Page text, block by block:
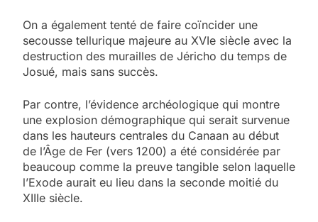
On a également tenté de faire coïncider une
secousse tellurique majeure au XVIe siècle avec la
destruction des murailles de Jéricho du temps de
Josué, mais sans succès.
Par contre, l’évidence archéologique qui montre
une explosion démographique qui serait survenue
dans les hauteurs centrales du Canaan au début
de l’Âge de Fer (vers 1200) a été considérée par
beaucoup comme la preuve tangible selon laquelle
l’Exode aurait eu lieu dans la seconde moitié du
XIIIe siècle.